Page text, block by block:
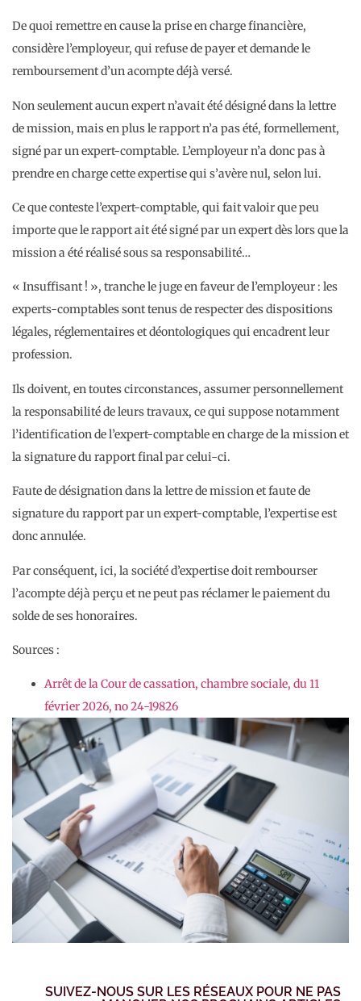
De quoi remettre en cause la prise en charge financière,
considère l’employeur, qui refuse de payer et demande le
remboursement d’un acompte déjà versé.
Non seulement aucun expert n’avait été désigné dans la lettre
de mission, mais en plus le rapport n’a pas été, formellement,
signé par un expert-comptable. L’employeur n’a donc pas à
prendre en charge cette expertise qui s’avère nul, selon lui.
Ce que conteste l’expert-comptable, qui fait valoir que peu
importe que le rapport ait été signé par un expert dès lors que la
mission a été réalisé sous sa responsabilité…
« Insuffisant ! », tranche le juge en faveur de l’employeur : les
experts-comptables sont tenus de respecter des dispositions
légales, réglementaires et déontologiques qui encadrent leur
profession.
Ils doivent, en toutes circonstances, assumer personnellement
la responsabilité de leurs travaux, ce qui suppose notamment
l’identification de l’expert-comptable en charge de la mission et
la signature du rapport final par celui-ci.
Faute de désignation dans la lettre de mission et faute de
signature du rapport par un expert-comptable, l’expertise est
donc annulée.
Par conséquent, ici, la société d’expertise doit rembourser
l’acompte déjà perçu et ne peut pas réclamer le paiement du
solde de ses honoraires.
Sources :
Arrêt de la Cour de cassation, chambre sociale, du 11
février 2026, no 24-19826
SUIVEZ-NOUS SUR LES RÉSEAUX POUR NE PAS